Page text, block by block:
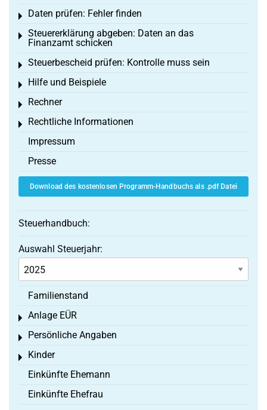
Daten prüfen: Fehler finden
Toggle menu
Steuererklärung abgeben: Daten an das
Finanzamt schicken
Toggle menu
Steuerbescheid prüfen: Kontrolle muss sein
Toggle menu
Hilfe und Beispiele
Toggle menu
Rechner
Toggle menu
Rechtliche Informationen
Toggle menu
Impressum
Presse
Download des kostenlosen Programm-Handbuchs als .pdf Datei
Steuerhandbuch:
Auswahl Steuerjahr:
Familienstand
Anlage EÜR
Toggle menu
Persönliche Angaben
Toggle menu
Kinder
Toggle menu
Einkünfte Ehemann
Einkünfte Ehefrau